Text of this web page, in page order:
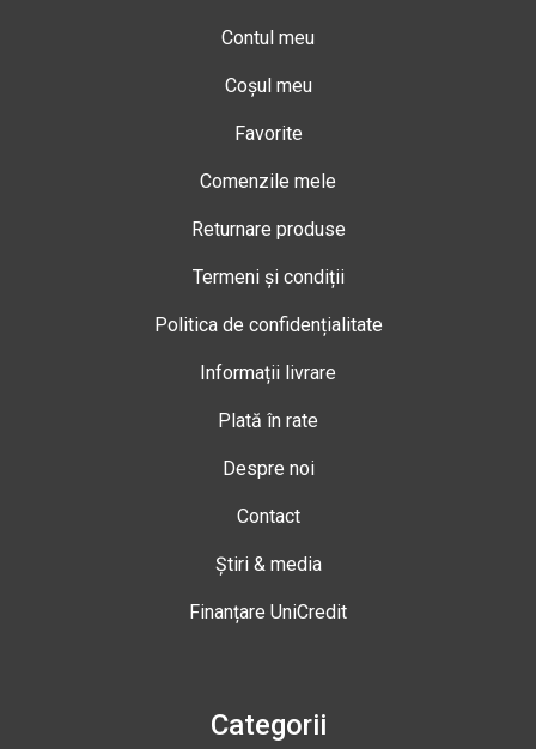
Contul meu
Coșul meu
Favorite
Comenzile mele
Returnare produse
Termeni și condiții
Politica de confidențialitate
Informații livrare
Plată în rate
Despre noi
Contact
Știri & media
Finanțare UniCredit
Categorii